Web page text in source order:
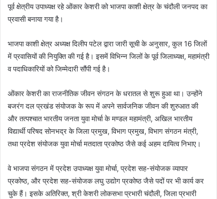
पूर्व क्षेत्रीय उपाध्यक्ष रहे ओंकार केशरी को भाजपा काशी क्षेत्र के चंदौली जनपद का
प्रवासी बनाया गया है।
भाजपा काशी क्षेत्र अध्यक्ष दिलीप पटेल द्वारा जारी सूची के अनुसार, कुल 16 जिलों
में प्रवासियों की नियुक्ति की गई है। इसमें विभिन्न जिलों के पूर्व जिलाध्यक्ष, महामंत्री
व पदाधिकारियों को जिम्मेदारी सौंपी गई है।
ओंकार केशरी का राजनीतिक जीवन संगठन के धरातल से शुरू हुआ था। उन्होंने
बजरंग दल प्रखंड संयोजक के रूप में अपने सार्वजनिक जीवन की शुरुआत की
और तत्पश्चात भारतीय जनता युवा मोर्चा के मण्डल महामंत्री, अखिल भारतीय
विद्यार्थी परिषद सोनभद्र के जिला प्रमुख, विभाग प्रमुख, विभाग संगठन मंत्री,
तथा प्रदेश संयोजक युवा मोर्चा मतदाता प्रकोष्ठ जैसे कई अहम दायित्व निभाए।
वे भाजपा संगठन में प्रदेश उपाध्यक्ष युवा मोर्चा, प्रदेश सह-संयोजक व्यापार
प्रकोष्ठ, और प्रदेश सह-संयोजक लघु उद्योग प्रकोष्ठ जैसे पदों पर भी कार्य कर
चुके हैं। इसके अतिरिक्त, श्री केशरी लोकसभा प्रभारी चंदौली, जिला प्रभारी